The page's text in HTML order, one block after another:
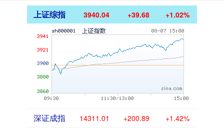
上证综指 3940.04 +39.68 +1.02%
深证成指 14311.01 +200.89 +1.42%